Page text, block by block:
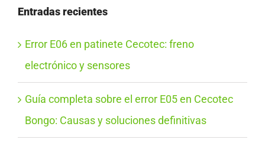
Entradas recientes
Error E06 en patinete Cecotec: freno
electrónico y sensores
Guía completa sobre el error E05 en Cecotec
Bongo: Causas y soluciones definitivas